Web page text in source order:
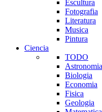
Escultura
Fotografia
Literatura
Musica
Pintura
Ciencia
TODO
Astronomia
Biologia
Economia
Fisica
Geologia